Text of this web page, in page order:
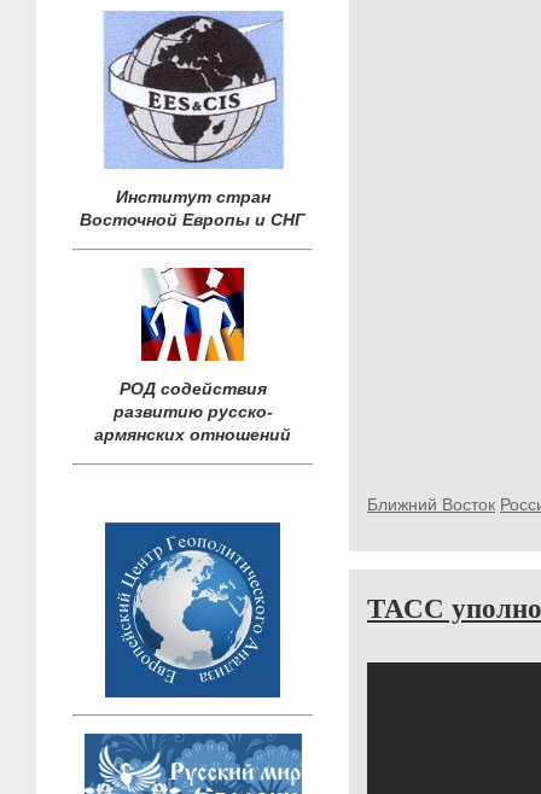
Институт стран
Восточной Европы и СНГ
РОД содействия
развитию русско-
армянских отношений
Ближний Восток
ТАСС